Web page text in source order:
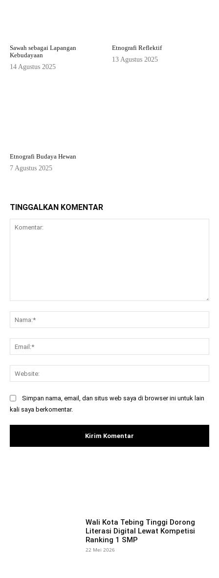
Sawah sebagai Lapangan
Kebudayaan
14 Agustus 2025
Etnografi Reflektif
13 Agustus 2025
Etnografi Budaya Hewan
7 Agustus 2025
TINGGALKAN KOMENTAR
Simpan nama, email, dan situs web saya di browser ini untuk lain
kali saya berkomentar.
Wali Kota Tebing Tinggi Dorong
Literasi Digital Lewat Kompetisi
Ranking 1 SMP
22 Mei 2026